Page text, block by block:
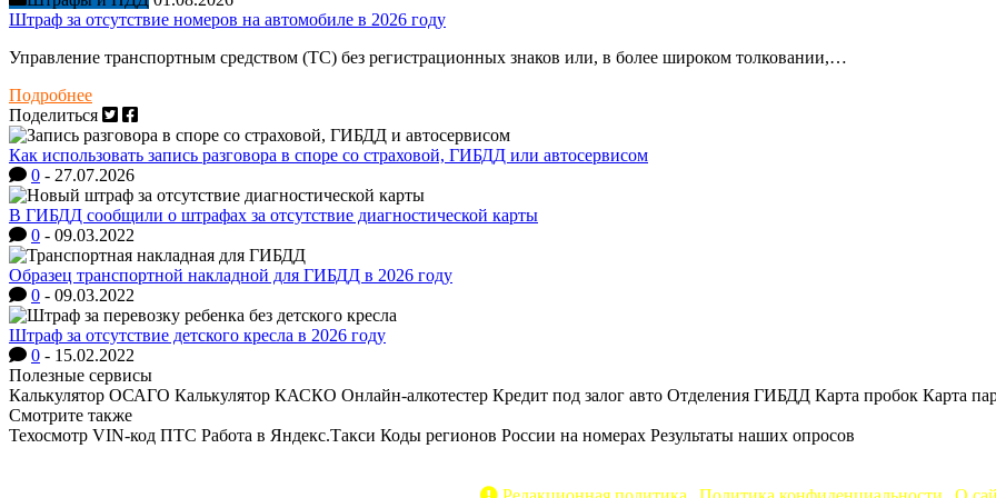
Штраф за отсутствие номеров на автомобиле в 2026 году
Управление транспортным средством (ТС) без регистрационных знаков или, в более широком толковании,…
Подробнее
Поделиться
Как использовать запись разговора в споре со страховой, ГИБДД или автосервисом
0 - 27.07.2026
В ГИБДД сообщили о штрафах за отсутствие диагностической карты
0 - 09.03.2022
Образец транспортной накладной для ГИБДД в 2026 году
0 - 09.03.2022
Штраф за отсутствие детского кресла в 2026 году
0 - 15.02.2022
Полезные сервисы
Калькулятор ОСАГО Калькулятор КАСКО Онлайн-алкотестер Кредит под залог авто Отделения ГИБДД Карта пробок Карта
Смотрите также
Техосмотр VIN-код ПТС Работа в Яндекс.Такси Коды регионов России на номерах Результаты наших опросов